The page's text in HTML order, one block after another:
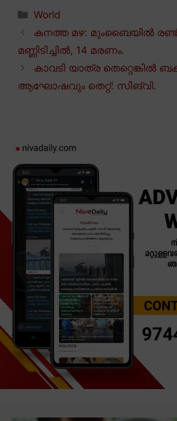
Categories
World
കനത്ത മഴ: മുംബൈയിൽ
മണ്ണിടിച്ചിൽ, 14 മരണം.
കാവടി യാത്ര തെറ്റെങ്കിൽ
ആഘോഷവും തെറ്റ്: സിങ്വി.